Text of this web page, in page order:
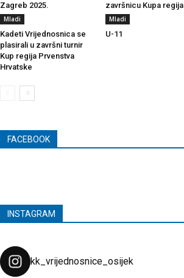
Zagreb 2025.
završnicu Kupa regija
Mladi
Kadeti Vrijednosnica se
plasirali u završni turnir
Kup regija Prvenstva
Hrvatske
Mladi
U-11
FACEBOOK
INSTAGRAM
kk_vrijednosnice_osijek